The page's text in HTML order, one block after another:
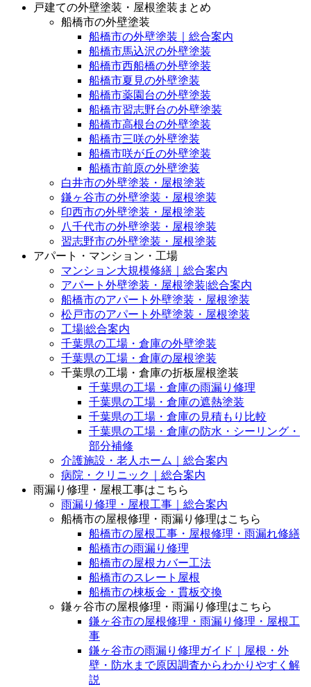
戸建ての外壁塗装・屋根塗装まとめ
船橋市の外壁塗装
船橋市の外壁塗装｜総合案内
船橋市馬込沢の外壁塗装
船橋市西船橋の外壁塗装
船橋市夏見の外壁塗装
船橋市薬園台の外壁塗装
船橋市習志野台の外壁塗装
船橋市高根台の外壁塗装
船橋市三咲の外壁塗装
船橋市咲が丘の外壁塗装
船橋市前原の外壁塗装
白井市の外壁塗装・屋根塗装
鎌ヶ谷市の外壁塗装・屋根塗装
印西市の外壁塗装・屋根塗装
八千代市の外壁塗装・屋根塗装
習志野市の外壁塗装・屋根塗装
アパート・マンション・工場
マンション大規模修繕｜総合案内
アパート外壁塗装・屋根塗装|総合案内
船橋市のアパート外壁塗装・屋根塗装
松戸市のアパート外壁塗装・屋根塗装
工場|総合案内
千葉県の工場・倉庫の外壁塗装
千葉県の工場・倉庫の屋根塗装
千葉県の工場・倉庫の折板屋根塗装
千葉県の工場・倉庫の雨漏り修理
千葉県の工場・倉庫の遮熱塗装
千葉県の工場・倉庫の見積もり比較
千葉県の工場・倉庫の防水・シーリング・
部分補修
介護施設・老人ホーム｜総合案内
病院・クリニック｜総合案内
雨漏り修理・屋根工事はこちら
雨漏り修理・屋根工事｜総合案内
船橋市の屋根修理・雨漏り修理はこちら
船橋市の屋根工事・屋根修理・雨漏れ修繕
船橋市の雨漏り修理
船橋市の屋根カバー工法
船橋市のスレート屋根
船橋市の棟板金・貫板交換
鎌ヶ谷市の屋根修理・雨漏り修理はこちら
鎌ヶ谷市の屋根修理・雨漏り修理・屋根工
事
鎌ヶ谷市の雨漏り修理ガイド｜屋根・外
壁・防水まで原因調査からわかりやすく解
説